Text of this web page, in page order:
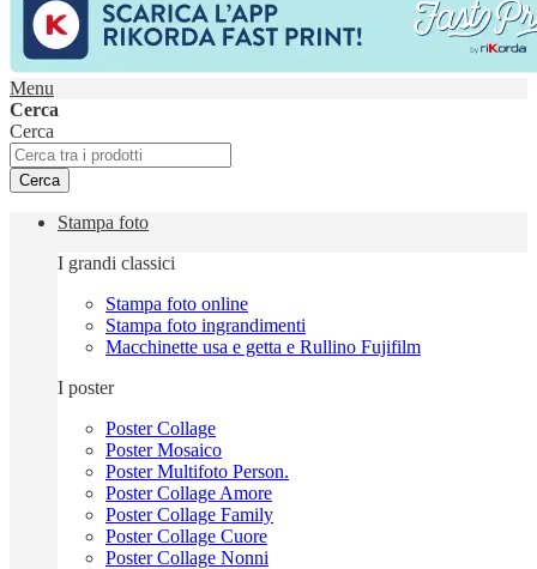
Menu
Cerca
Cerca
Cerca
Stampa foto
I grandi classici
Stampa foto online
Stampa foto ingrandimenti
Macchinette usa e getta e Rullino Fujifilm
I poster
Poster Collage
Poster Mosaico
Poster Multifoto Person.
Poster Collage Amore
Poster Collage Family
Poster Collage Cuore
Poster Collage Nonni